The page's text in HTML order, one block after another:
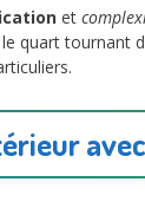
et
quart